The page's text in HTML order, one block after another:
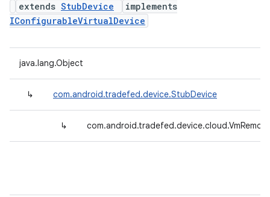
extends StubDevice
implements
IConfigurableVirtualDevice
java.lang.Object
↳ com.android.tradefed.device.StubDevice
↳